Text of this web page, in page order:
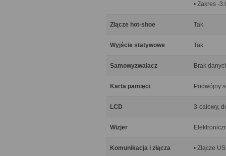
• Zakres -
Złącze hot-shoe Tak
Wyjście statywowe Tak
Samowyzwalacz Brak
Karta pamięci Podwójny
LCD 3-calowy,
Wizjer
Komunikacja i złącza
• Złącze